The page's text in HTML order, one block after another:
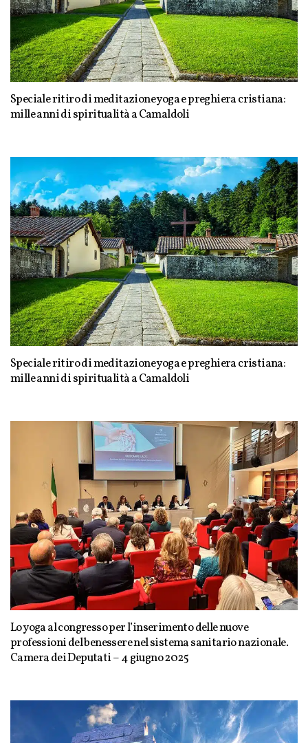
Speciale ritiro di meditazione yoga e preghiera cristiana:
mille anni di spiritualità a Camaldoli
Speciale ritiro di meditazione yoga e preghiera cristiana:
mille anni di spiritualità a Camaldoli
Lo yoga al congresso per l’inserimento delle nuove
professioni del benessere nel sistema sanitario nazionale.
Camera dei Deputati – 4 giugno 2025